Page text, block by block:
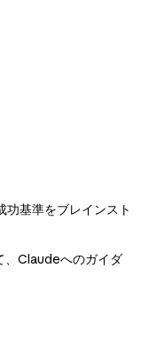
基準をブレインスト
、Claudeへのガイダ